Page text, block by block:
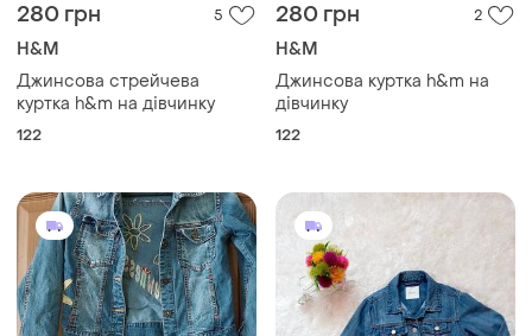
280 грн 5
H&M
Джинсова стрейчева
куртка h&m на дівчинку
122
280 грн 2
H&M
Джинсова куртка h&m на
дівчинку
122